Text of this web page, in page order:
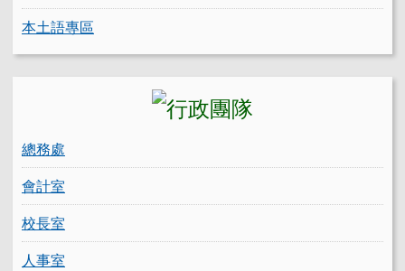
本土語專區
總務處
會計室
校長室
人事室